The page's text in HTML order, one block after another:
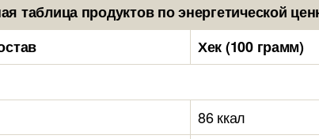
таблица продуктов по энергетической
Хек (100 грамм)
86 ккал